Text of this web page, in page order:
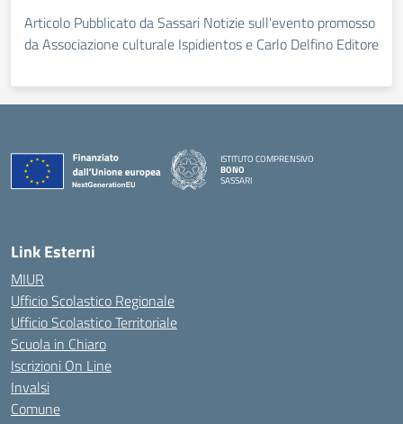
Articolo Pubblicato da Sassari Notizie sull'evento promosso
da Associazione culturale Ispidientos e Carlo Delfino Editore
ISTITUTO COMPRENSIVO
BONO
SASSARI
Link Esterni
MIUR
Ufficio Scolastico Regionale
Ufficio Scolastico Territoriale
Scuola in Chiaro
Iscrizioni On Line
Invalsi
Comune